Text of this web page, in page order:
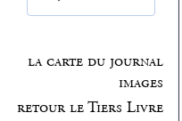
la carte du journal
images
retour le Tiers Livre